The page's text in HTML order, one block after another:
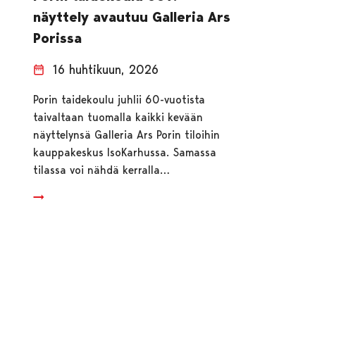
näyttely avautuu Galleria Ars
Porissa
16 huhtikuun, 2026
Porin taidekoulu juhlii 60-vuotista
taivaltaan tuomalla kaikki kevään
näyttelynsä Galleria Ars Porin tiloihin
kauppakeskus IsoKarhussa. Samassa
tilassa voi nähdä kerralla…